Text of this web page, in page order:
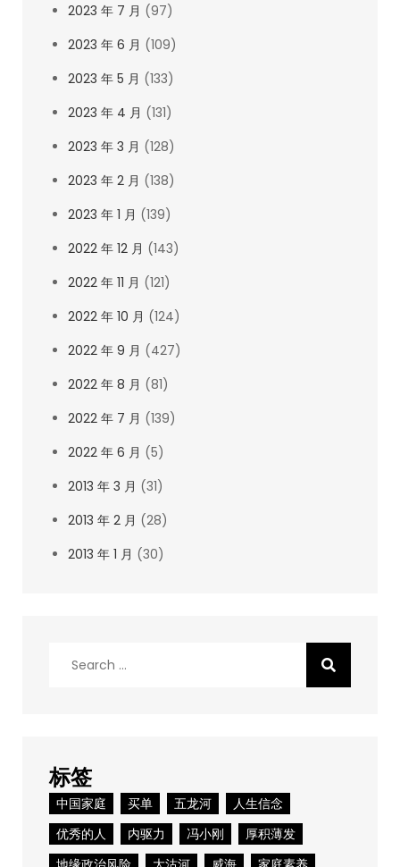
2023 年 7 月 (97)
2023 年 6 月 (109)
2023 年 5 月 (133)
2023 年 4 月 (131)
2023 年 3 月 (128)
2023 年 2 月 (138)
2023 年 1 月 (139)
2022 年 12 月 (143)
2022 年 11 月 (121)
2022 年 10 月 (124)
2022 年 9 月 (427)
2022 年 8 月 (81)
2022 年 7 月 (139)
2022 年 6 月 (5)
2013 年 3 月 (31)
2013 年 2 月 (28)
2013 年 1 月 (30)
标签
中国家庭 买单 五龙河
人生信念
优秀的人
内驱力 冯小刚
厚积薄发